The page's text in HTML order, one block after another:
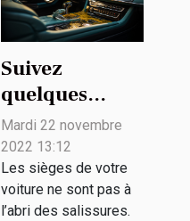
Suivez
quelques
conseils
pratiques pour
le nettoyage de
votre véhicule
Mardi 22 novembre
2022 13:12
Les sièges de votre
voiture ne sont pas à
l’abri des salissures.